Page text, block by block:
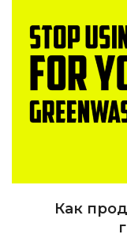
Как